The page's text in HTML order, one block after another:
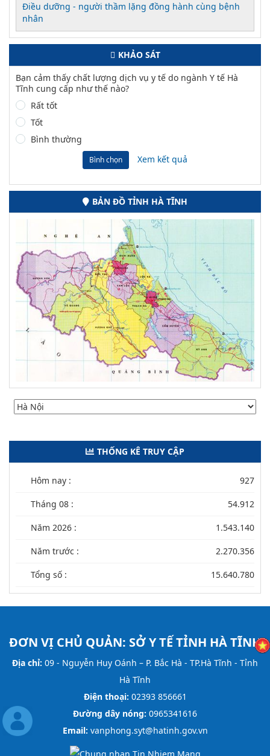
Điều dưỡng - người thầm lặng đồng hành cùng bệnh
nhân
KHẢO SÁT
Bạn cảm thấy chất lượng dịch vụ y tế do ngành Y tế Hà
Tĩnh cung cấp như thế nào?
Rất tốt
Tốt
Bình thường
Bình chọn Xem kết quả
BẢN ĐỒ TỈNH HÀ TĨNH
THỐNG KÊ TRUY CẬP
Hôm nay : 927
Tháng 08 : 54.912
Năm 2026 : 1.543.140
Năm trước : 2.270.356
Tổng số : 15.640.780
ĐƠN VỊ CHỦ QUẢN: SỞ Y TẾ TỈNH HÀ TĨNH
Địa chỉ: 09 - Nguyễn Huy Oánh – P. Bắc Hà - TP.Hà Tĩnh - Tỉnh
Hà Tĩnh
Điện thoại: 02393 856661
Đường dây nóng: 0965341616
Email: vanphong.syt@hatinh.gov.vn